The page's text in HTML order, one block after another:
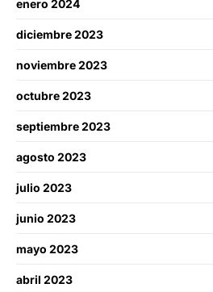
enero 2024
diciembre 2023
noviembre 2023
octubre 2023
septiembre 2023
agosto 2023
julio 2023
junio 2023
mayo 2023
abril 2023